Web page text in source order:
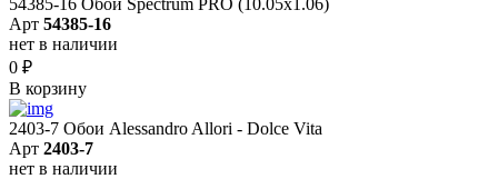
Арт 54385-16
нет в наличии
0 ₽
В корзину
2403-7 Обои Alessandro Allori - Dolce Vita
Арт 2403-7
нет в наличии